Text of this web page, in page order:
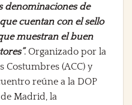
denominaciones de
cuentan con el sello
muestran el buen
. Organizado por la
Costumbres (ACC) y
reúne a la DOP
Madrid, la